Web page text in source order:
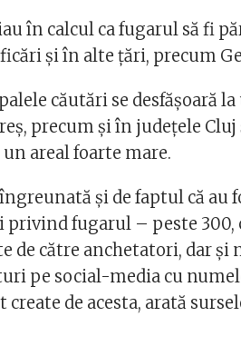
în calcul ca fugarul să fi
şi în alte ţări, precum
căutări se desfăşoară
precum şi în judeţele
areal foarte mare.
şi de faptul că au
privind fugarul – peste 300,
de către anchetatori, dar
pe social-media cu
create de acesta, arată